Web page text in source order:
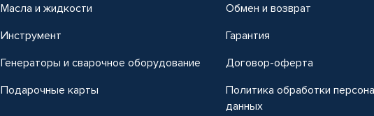
Масла и жидкости
Инструмент
Генераторы и сварочное оборудование
Подарочные карты
Обмен и возврат
Гарантия
Договор-оферта
Политика обработки
данных